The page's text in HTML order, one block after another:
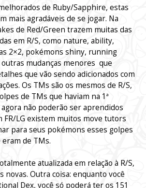
de Ruby/Sapphire, estas
mais agradáveis de se jogar. Na
de Red/Green trazem muitas das
em R/S, como nature, ability,
2×2, pokémons shiny, running
mudanças menores que
que vão sendo adicionados com
Os TMs são os mesmos de R/S,
de TMs que haviam na 1ª
não poderão ser aprendidos
FR/LG existem muitos move tutors
para seus pokémons esses golpes
de TMs.
atualizada em relação à R/S,
novas. Outra coisa: enquanto você
Dex, você só poderá ter os 151